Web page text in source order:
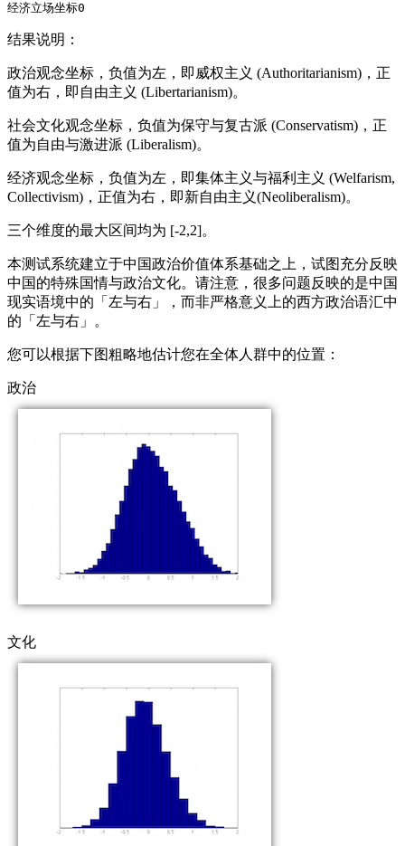
结果说明：
政治观念坐标，负值为左，即威权主义 (Authoritarianism)，正
值为右，即自由主义 (Libertarianism)。
社会文化观念坐标，负值为保守与复古派 (Conservatism)，正
值为自由与激进派 (Liberalism)。
经济观念坐标，负值为左，即集体主义与福利主义 (Welfarism,
Collectivism)，正值为右，即新自由主义(Neoliberalism)。
三个维度的最大区间均为 [-2,2]。
本测试系统建立于中国政治价值体系基础之上，试图充分反映
中国的特殊国情与政治文化。请注意，很多问题反映的是中国
现实语境中的「左与右」，而非严格意义上的西方政治语汇中
的「左与右」。
您可以根据下图粗略地估计您在全体人群中的位置：
政治
文化